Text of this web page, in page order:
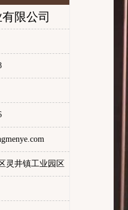
限公司
灵井镇工业园区